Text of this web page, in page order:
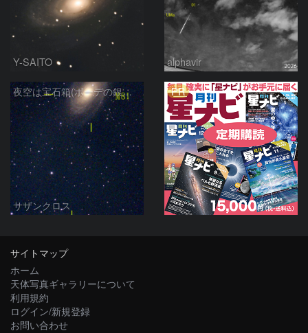
Y-SAITO alphavir
夜空は宝石箱(ボーデの銀河 M81) Seestar50
サザンクロス
PR
サイトマップ
ホーム
天体写真ギャラリーについて
利用規約
ログイン/新規登録
お問い合わせ